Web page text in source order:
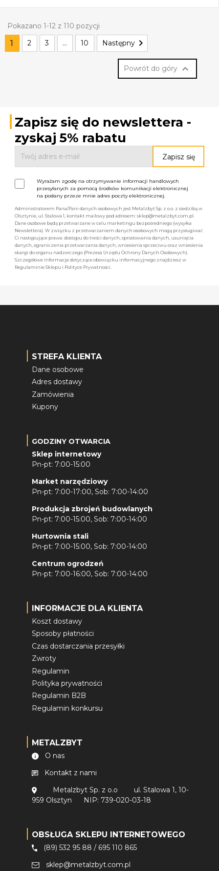
Pokazano 1-12 z 110 pozycji
1 2 3 … 10 Następny 
Powrót do góry 
Zapisz się do newslettera -
zyskaj 5% rabatu
Wyrażam zgodę na otrzymywanie informacji handlowych
przesyłanych za pomocą środków komunikacji elektronicznej
na podany przeze mnie adres poczty elektronicznej.
Administratorem Pana/Pani danych osobowych jest Metalzbyt Sp. z o.o. z siedzibą w
Olsztynie, ul. Stalowa 1, kontakt mailowy pod adresem: sklep@metalzbyt.com.pl.
Dane osobowe będą przetwarzane w celu marketingu bezpośredniego (wysyłka
Newslettera). W związku z przetwarzaniem danych osobowych mogą przysługiwać
Ci następujące prawa: dostępu do treści danych, sprostowania danych, usunięcia
danych, ograniczenia przetwarzania danych, wniesienia sprzeciwu oraz wniesienia
skargi do organu nadzorczego (Prezesa Urzędu Ochrony Danych Osobowych).
Szczegółowe informacje dotyczące obowiązku informacyjnego znajdziesz w
Regulaminie Sklepu i Polityce Prywatności.
STREFA KLIENTA
Dane osobowe
Adres dostawy
Zamówienia
Kupony
GODZINY OTWARCIA
Sklep internetowy
Pn-pt: 7:00-15:00
Market narzędziowy
Pn-pt: 7:00-17:00, Sob: 7:00-14:00
Produkcja zbrojeń budowlanych
Pn-pt: 7:00-15:00, Sob: 7:00-14:00
Hurtownia stali
Pn-pt: 7:00-15:00, Sob: 7:00-14:00
Centrum ogrodzeń
Pn-pt: 7:00-16:00, Sob: 7:00-14:00
INFORMACJE DLA KLIENTA
Koszt dostawy
Sposoby płatności
Czas dostarczania przesyłki
Zwroty
Regulamin
Polityka prywatności
Regulamin B2B
Regulamin konkursu
METALZBYT
O nas
Kontakt z nami
Metalzbyt Sp. z o.o
ul. Stalowa 1, 10-
959 Olsztyn
NIP: 739-020-03-18
OBSŁUGA SKLEPU INTERNETOWEGO
(89) 532 95 88 / 695 110 865
sklep@metalzbyt.com.pl